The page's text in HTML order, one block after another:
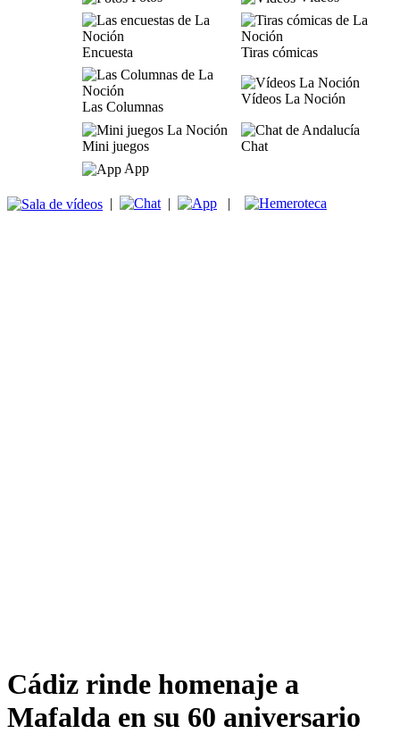
Encuesta Tiras cómicas
Las Columnas
Vídeos La Noción
Mini juegos
Chat
App
| | |
Cádiz rinde homenaje a
Mafalda en su 60 aniversario